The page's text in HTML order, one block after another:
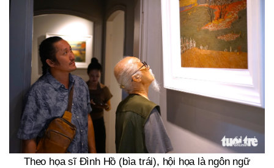
Theo họa sĩ Đình Hồ (bìa trái), hội họa là ngôn ngữ